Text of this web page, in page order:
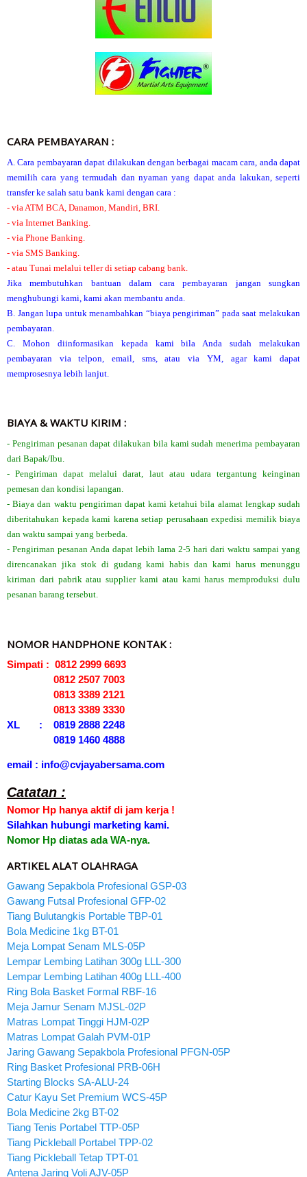
CARA PEMBAYARAN :
A. Cara pembayaran dapat dilakukan dengan berbagai macam cara, anda dapat
memilih cara yang termudah dan nyaman yang dapat anda lakukan, seperti
transfer ke salah satu bank kami dengan cara :
- via ATM BCA, Danamon, Mandiri, BRI.
- via Internet Banking.
- via Phone Banking.
- via SMS Banking.
- atau Tunai melalui teller di setiap cabang bank.
Jika membutuhkan bantuan dalam cara pembayaran jangan sungkan
menghubungi kami, kami akan membantu anda.
B. Jangan lupa untuk menambahkan “biaya pengiriman” pada saat melakukan
pembayaran.
C. Mohon diinformasikan kepada kami bila Anda sudah melakukan
pembayaran via telpon, email, sms, atau via YM, agar kami dapat
memprosesnya lebih lanjut.
BIAYA & WAKTU KIRIM :
- Pengiriman pesanan dapat dilakukan bila kami sudah menerima pembayaran
dari Bapak/Ibu.
- Pengiriman dapat melalui darat, laut atau udara tergantung keinginan
pemesan dan kondisi lapangan.
- Biaya dan waktu pengiriman dapat kami ketahui bila alamat lengkap sudah
diberitahukan kepada kami karena setiap perusahaan expedisi memilik biaya
dan waktu sampai yang berbeda.
- Pengiriman pesanan Anda dapat lebih lama 2-5 hari dari waktu sampai yang
direncanakan jika stok di gudang kami habis dan kami harus menunggu
kiriman dari pabrik atau supplier kami atau kami harus memproduksi dulu
pesanan barang tersebut.
NOMOR HANDPHONE KONTAK :
Simpati : 0812 2999 6693
0812 2507 7003
0813 3389 2121
0813 3389 3330
XL : 0819 2888 2248
0819 1460 4888
email : info@cvjayabersama.com
Catatan :
Nomor Hp hanya aktif di jam kerja !
Silahkan hubungi marketing kami.
Nomor Hp diatas ada WA-nya.
ARTIKEL ALAT OLAHRAGA
Gawang Sepakbola Profesional GSP-03
Gawang Futsal Profesional GFP-02
Tiang Bulutangkis Portable TBP-01
Bola Medicine 1kg BT-01
Meja Lompat Senam MLS-05P
Lempar Lembing Latihan 300g LLL-300
Lempar Lembing Latihan 400g LLL-400
Ring Bola Basket Formal RBF-16
Meja Jamur Senam MJSL-02P
Matras Lompat Tinggi HJM-02P
Matras Lompat Galah PVM-01P
Jaring Gawang Sepakbola Profesional PFGN-05P
Ring Basket Profesional PRB-06H
Starting Blocks SA-ALU-24
Catur Kayu Set Premium WCS-45P
Bola Medicine 2kg BT-02
Tiang Tenis Portabel TTP-05P
Tiang Pickleball Portabel TPP-02
Tiang Pickleball Tetap TPT-01
Antena Jaring Voli AJV-05P